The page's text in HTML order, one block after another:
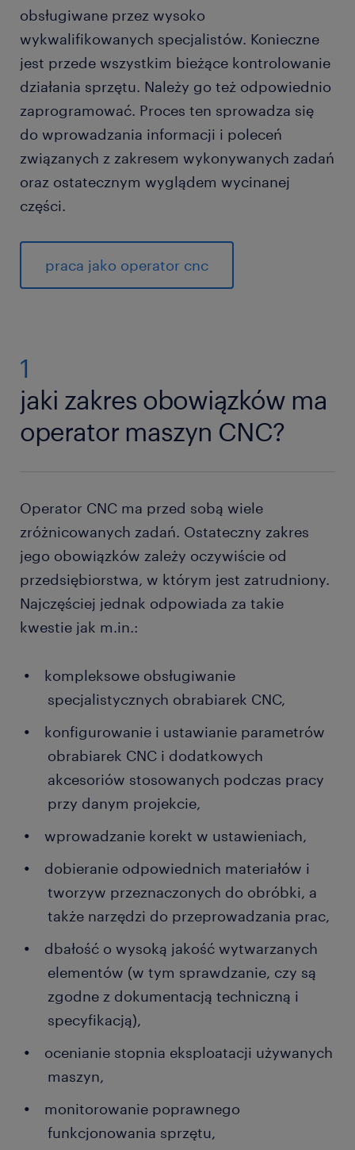
obsługiwane przez wysoko
wykwalifikowanych specjalistów. Konieczne
jest przede wszystkim bieżące kontrolowanie
działania sprzętu. Należy go też odpowiednio
zaprogramować. Proces ten sprowadza się
do wprowadzania informacji i poleceń
związanych z zakresem wykonywanych zadań
oraz ostatecznym wyglądem wycinanej
części.
praca jako operator cnc
1
jaki zakres obowiązków ma
operator maszyn CNC?
Operator CNC ma przed sobą wiele
zróżnicowanych zadań. Ostateczny zakres
jego obowiązków zależy oczywiście od
przedsiębiorstwa, w którym jest zatrudniony.
Najczęściej jednak odpowiada za takie
kwestie jak m.in.:
kompleksowe obsługiwanie
specjalistycznych obrabiarek CNC,
konfigurowanie i ustawianie parametrów
obrabiarek CNC i dodatkowych
akcesoriów stosowanych podczas pracy
przy danym projekcie,
wprowadzanie korekt w ustawieniach,
dobieranie odpowiednich materiałów i
tworzyw przeznaczonych do obróbki, a
także narzędzi do przeprowadzania prac,
dbałość o wysoką jakość wytwarzanych
elementów (w tym sprawdzanie, czy są
zgodne z dokumentacją techniczną i
specyfikacją),
ocenianie stopnia eksploatacji używanych
maszyn,
monitorowanie poprawnego
funkcjonowania sprzętu,